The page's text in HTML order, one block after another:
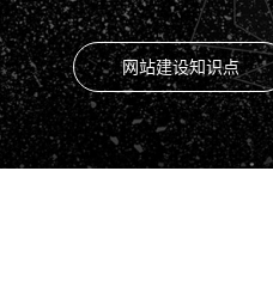
网站建设知识点